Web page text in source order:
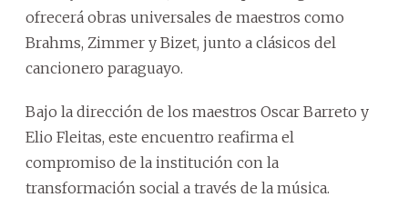
ofrecerá obras universales de maestros como
Brahms, Zimmer y Bizet, junto a clásicos del
cancionero paraguayo.
Bajo la dirección de los maestros Oscar Barreto y
Elio Fleitas, este encuentro reafirma el
compromiso de la institución con la
transformación social a través de la música.